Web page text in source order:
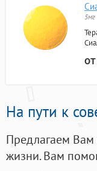
5мг
На пути к
Предлагаем Вам
жизни. Вам